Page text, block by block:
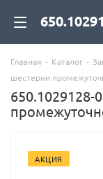
Главная - Каталог -
шестерни
650.1029128-
АКЦИЯ